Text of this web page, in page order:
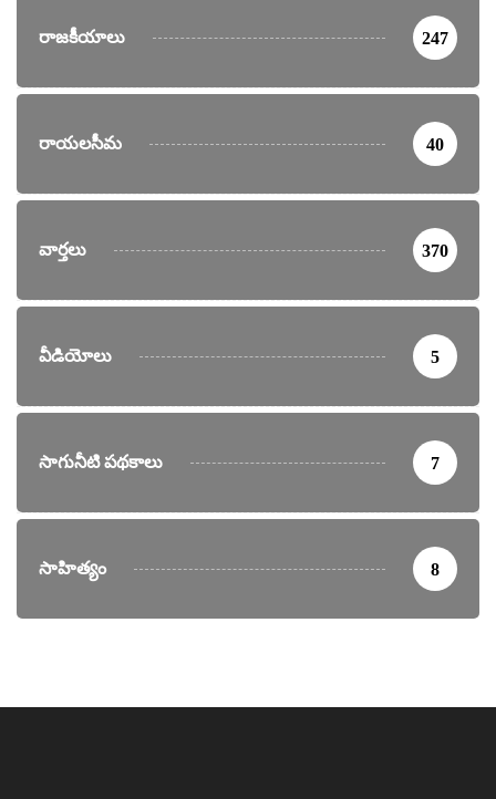
రాజకీయాలు 247
రాయలసీమ 40
వార్తలు 370
వీడియోలు 5
సాగునీటి పథకాలు 7
సాహిత్యం 8